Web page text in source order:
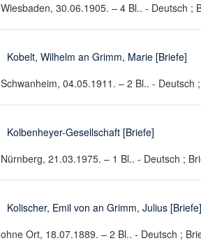
Wiesbaden, 30.06.1905. – 4 Bl.. - Deutsch ;
Kobelt, Wilhelm an Grimm, Marie [Briefe]
Schwanheim, 04.05.1911. – 2 Bl.. - Deutsch
Kolbenheyer-Gesellschaft [Briefe]
Nürnberg, 21.03.1975. – 1 Bl.. - Deutsch ;
Kolischer, Emil von an Grimm, Julius [Briefe]
ohne Ort, 18.07.1889. – 2 Bl.. - Deutsch ;